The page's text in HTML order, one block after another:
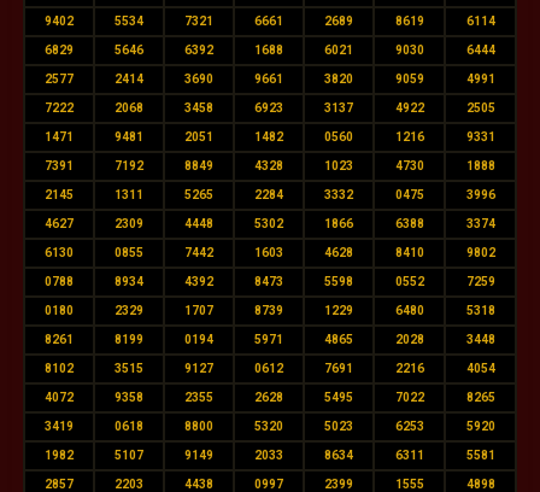
9402 5534 7321 6661 2689 8619 6114
6829 5646 6392 1688 6021 9030 6444
2577 2414 3690 9661 3820 9059 4991
7222 2068 3458 6923 3137 4922 2505
1471 9481 2051 1482 0560 1216 9331
7391 7192 8849 4328 1023 4730 1888
2145 1311 5265 2284 3332 0475 3996
4627 2309 4448 5302 1866 6388 3374
6130 0855 7442 1603 4628 8410 9802
0788 8934 4392 8473 5598 0552 7259
0180 2329 1707 8739 1229 6480 5318
8261 8199 0194 5971 4865 2028 3448
8102 3515 9127 0612 7691 2216 4054
4072 9358 2355 2628 5495 7022 8265
3419 0618 8800 5320 5023 6253 5920
1982 5107 9149 2033 8634 6311 5581
2857 2203 4438 0997 2399 1555 4898